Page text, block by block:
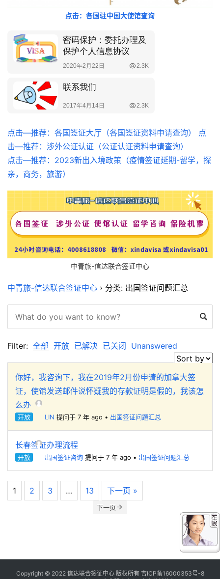
点击：各国驻中国大使馆查询
点击—推荐：各国签证大厅（各国签证资料申请查询）
点
击—推荐：涉外公证认证（公证认证资料申请查询）
点击—推荐：2023新出入境政策（疫情签证延期-留学，探
亲，商务，旅游）
中青旅-信达联合签证中心
中青旅-信达联合签证中心 › 分类: 出国签证问题汇总
Filter: 全部 开放 已解决 已关闭 Unanswered
你好，我咨询下，我在2019年2月份申请的加拿大签
证，使馆发送邮件说怀疑我的存款证明是假的，我该怎
么办
开放 LIN 提问于 7 年 ago • 出国签证问题汇总
长春签证办理流程
开放 出国签证咨询 提问于 7 年 ago • 出国签证问题汇总
1 2 3 … 13 下一页 »
下一页
Copyright © 2022 信达联合签证中心 版权所有 吉ICP备16000353号-8